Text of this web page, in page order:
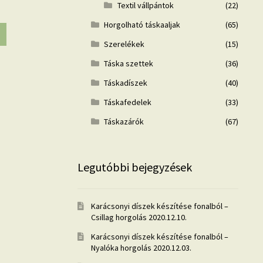
Textil vállpántok
(22)
Horgolható táskaaljak
(65)
Szerelékek
(15)
Táska szettek
(36)
Táskadíszek
(40)
Táskafedelek
(33)
Táskazárók
(67)
Legutóbbi bejegyzések
Karácsonyi díszek készítése fonalból –
Csillag horgolás 2020.12.10.
Karácsonyi díszek készítése fonalból –
Nyalóka horgolás 2020.12.03.